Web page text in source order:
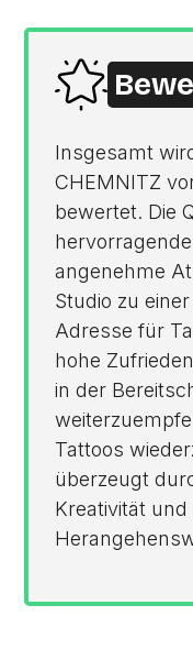
Insgesamt
CHEMNITZ
bewertet. Die
angenehme
Studio zu
Adresse für
hohe
in der
Tattoos
überzeugt
Kreativität